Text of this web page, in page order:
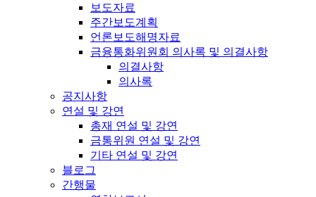
보도자료
주간보도계획
언론보도해명자료
금융통화위원회 의사록 및 의결사항
의결사항
의사록
공지사항
연설 및 강연
총재 연설 및 강연
금통위원 연설 및 강연
기타 연설 및 강연
블로그
간행물